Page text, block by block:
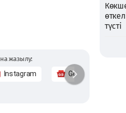
жазылу:
Instagram Google News
түсті